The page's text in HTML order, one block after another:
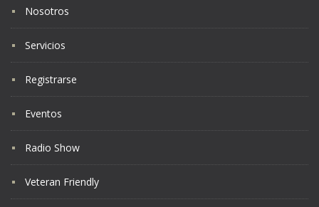
Nosotros
Servicios
Registrarse
Eventos
Radio Show
Veteran Friendly